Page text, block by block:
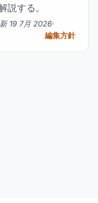
説する。
19 7月 2026
編集方針